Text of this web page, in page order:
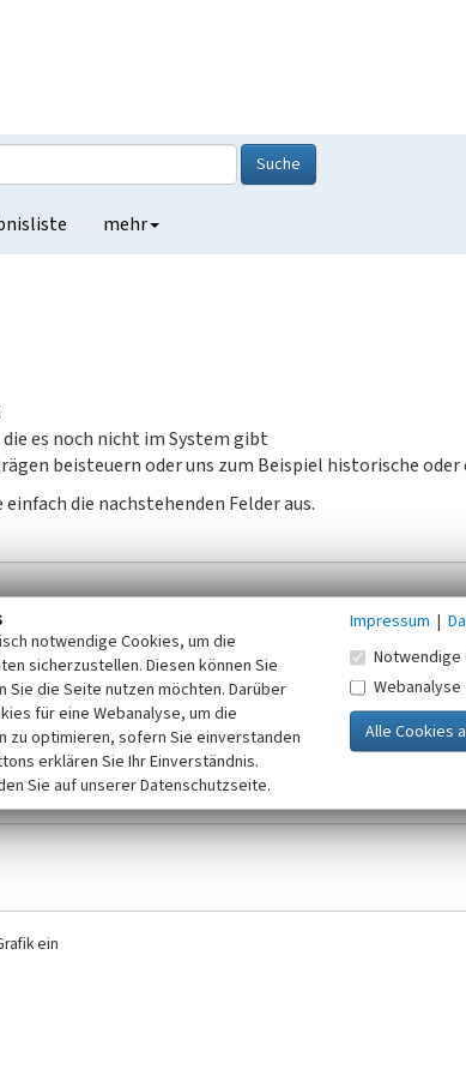
Suche
mehr
es noch nicht im System gibt
beisteuern oder uns zum Beispiel historische oder
die nachstehenden Felder aus.
Ihre Angaben werden ausschließlich im Rahmen der KuLaDig-
des Datenschutzgesetzes NRW und der seit
Sie bitte unsere Hinweise zumDatenschutz
ein
notwendige Cookies, um die
sicherzustellen. Diesen können Sie
Sie die Seite nutzen möchten. Darüber
für eine Webanalyse, um die
zu optimieren, sofern Sie einverstanden
erklären Sie Ihr Einverständnis.
Sie auf unserer Datenschutzseite.
Impressum |
Notwendige
Webanalyse